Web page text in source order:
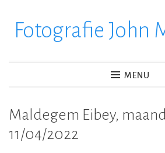
verderFotografie John
MENU
Maldegem Eibey,
11/04/2022